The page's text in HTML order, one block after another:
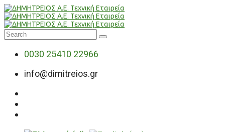
0030 25410 22966
info@dimitreios.gr